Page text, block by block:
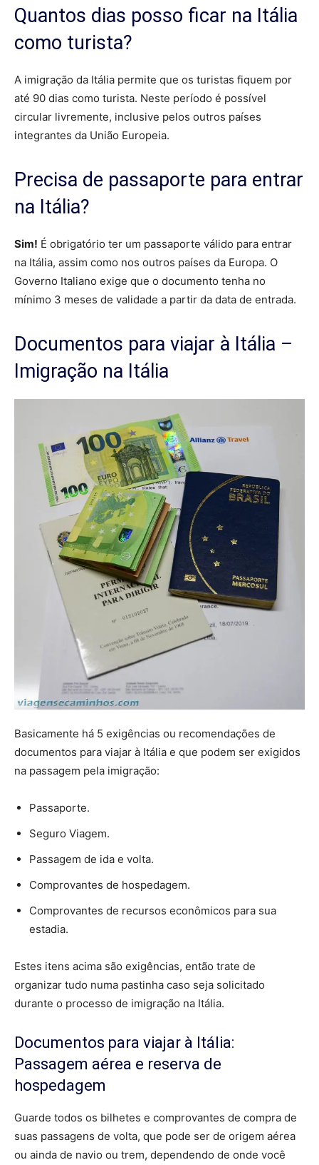
Quantos dias posso ficar na Itália
como turista?
A imigração da Itália permite que os turistas fiquem por
até 90 dias como turista. Neste período é possível
circular livremente, inclusive pelos outros países
integrantes da União Europeia.
Precisa de passaporte para entrar
na Itália?
Sim! É obrigatório ter um passaporte válido para entrar
na Itália, assim como nos outros países da Europa. O
Governo Italiano exige que o documento tenha no
mínimo 3 meses de validade a partir da data de entrada.
Documentos para viajar à Itália –
Imigração na Itália
Basicamente há 5 exigências ou recomendações de
documentos para viajar à Itália e que podem ser exigidos
na passagem pela imigração:
Passaporte.
Seguro Viagem.
Passagem de ida e volta.
Comprovantes de hospedagem.
Comprovantes de recursos econômicos para sua
estadia.
Estes itens acima são exigências, então trate de
organizar tudo numa pastinha caso seja solicitado
durante o processo de imigração na Itália.
Documentos para viajar à Itália:
Passagem aérea e reserva de
hospedagem
Guarde todos os bilhetes e comprovantes de compra de
suas passagens de volta, que pode ser de origem aérea
ou ainda de navio ou trem, dependendo de onde você